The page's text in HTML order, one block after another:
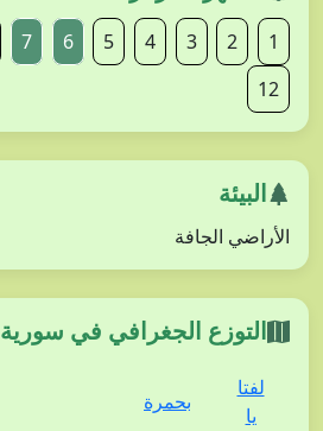
1
2
3
4
5
6
7
12
البيئة
الأراضي الجافة
التوزع الجغرافي في سورية
لفتا
يا
بحمرة